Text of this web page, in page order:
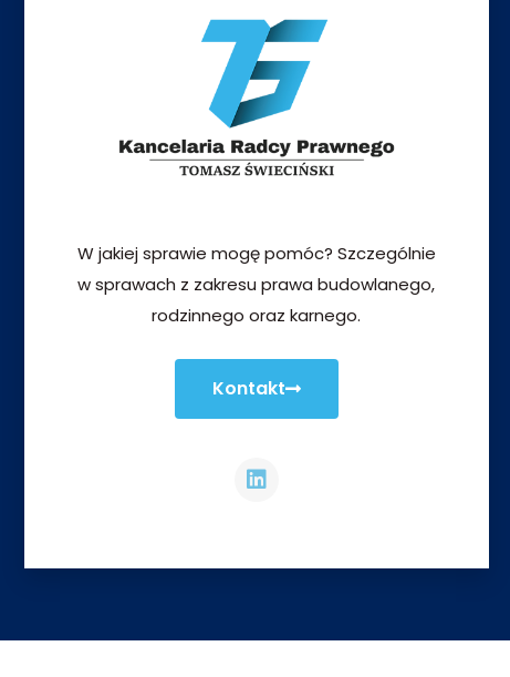
W jakiej sprawie mogę pomóc? Szczególnie
w sprawach z zakresu prawa budowlanego,
rodzinnego oraz karnego.
Kontakt